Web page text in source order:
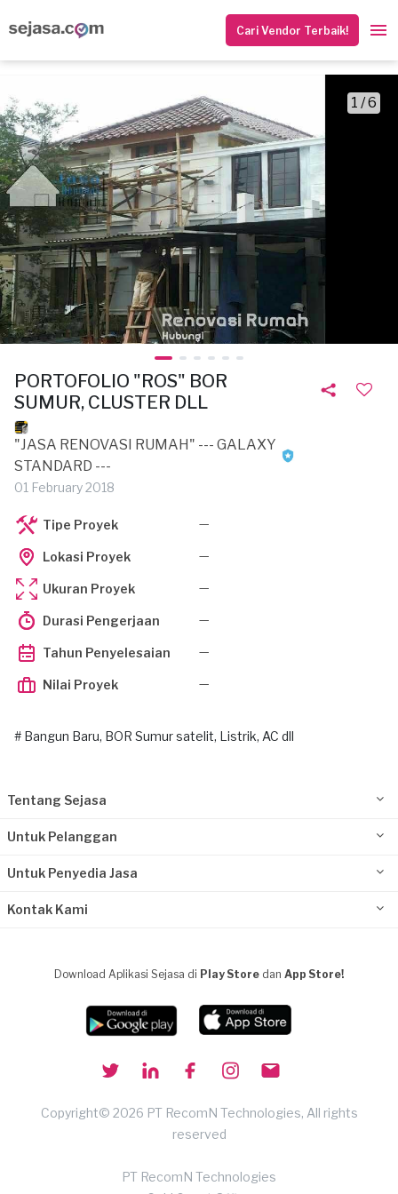
Cari Vendor Terbaik!
1 / 6
PORTOFOLIO "ROS" BOR
SUMUR, CLUSTER DLL
"JASA RENOVASI RUMAH" --- GALAXY
STANDARD ---
01 February 2018
Tipe Proyek —
Lokasi Proyek —
Ukuran Proyek —
Durasi Pengerjaan —
Tahun Penyelesaian —
Nilai Proyek —
# Bangun Baru, BOR Sumur satelit, Listrik, AC dll
Tentang Sejasa
Untuk Pelanggan
Untuk Penyedia Jasa
Kontak Kami
Download Aplikasi Sejasa di Play Store dan App Store!
Copyright© 2026 PT RecomN Technologies, All rights
reserved
PT RecomN Technologies